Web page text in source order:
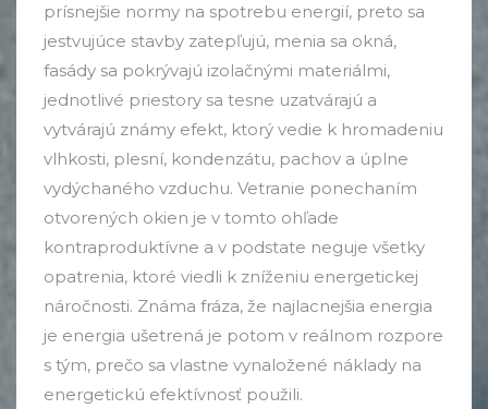
prísnejšie normy na spotrebu energií, preto sa
jestvujúce stavby zatepľujú, menia sa okná,
fasády sa pokrývajú izolačnými materiálmi,
jednotlivé priestory sa tesne uzatvárajú a
vytvárajú známy efekt, ktorý vedie k hromadeniu
vlhkosti, plesní, kondenzátu, pachov a úplne
vydýchaného vzduchu. Vetranie ponechaním
otvorených okien je v tomto ohľade
kontraproduktívne a v podstate neguje všetky
opatrenia, ktoré viedli k zníženiu energetickej
náročnosti. Známa fráza, že najlacnejšia energia
je energia ušetrená je potom v reálnom rozpore
s tým, prečo sa vlastne vynaložené náklady na
energetickú efektívnosť použili.